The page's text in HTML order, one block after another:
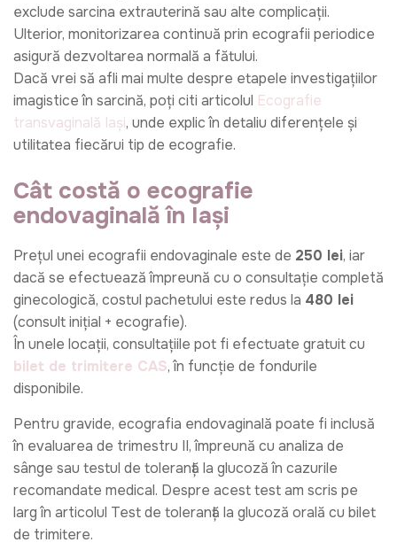
exclude sarcina extrauterină sau alte complicații.
Ulterior, monitorizarea continuă prin ecografii periodice
asigură dezvoltarea normală a fătului.
Dacă vrei să afli mai multe despre etapele investigațiilor
imagistice în sarcină, poți citi articolul Ecografie
transvaginală Iași, unde explic în detaliu diferențele și
utilitatea fiecărui tip de ecografie.
Cât costă o ecografie
endovaginală în Iași
Prețul unei ecografii endovaginale este de 250 lei, iar
dacă se efectuează împreună cu o consultație completă
ginecologică, costul pachetului este redus la 480 lei
(consult inițial + ecografie).
În unele locații, consultațiile pot fi efectuate gratuit cu
bilet de trimitere CAS, în funcție de fondurile
disponibile.
Pentru gravide, ecografia endovaginală poate fi inclusă
în evaluarea de trimestru II, împreună cu analiza de
sânge sau testul de toleranță la glucoză în cazurile
recomandate medical. Despre acest test am scris pe
larg în articolul Test de toleranță la glucoză orală cu bilet
de trimitere.